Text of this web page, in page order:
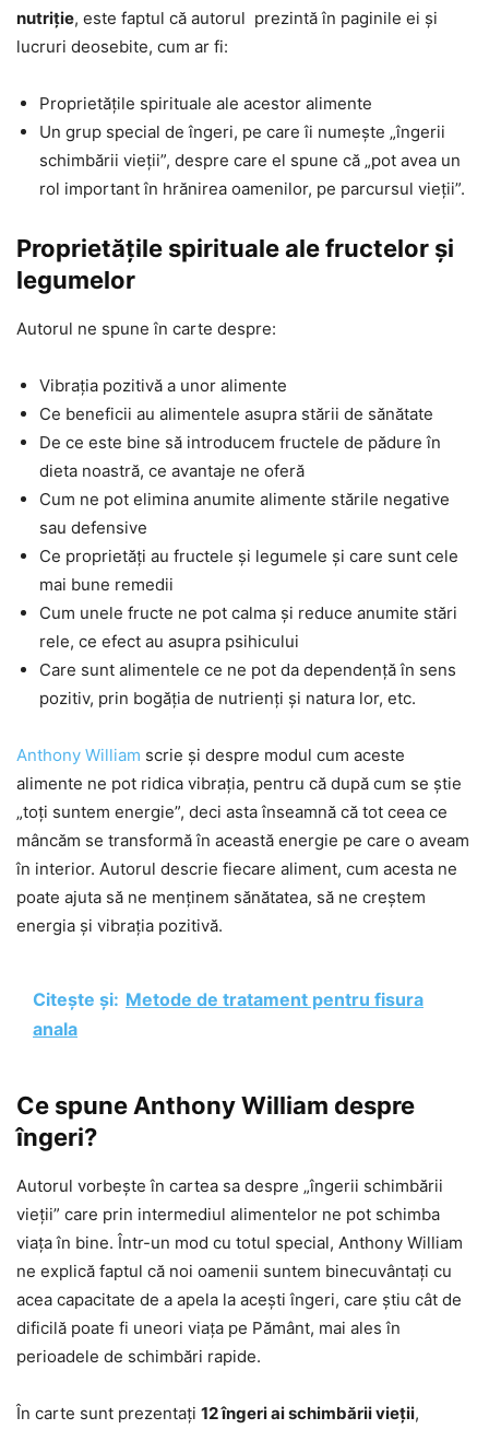
nutriție, este faptul că autorul prezintă în paginile ei și
lucruri deosebite, cum ar fi:
Proprietățile spirituale ale acestor alimente
Un grup special de îngeri, pe care îi numește „îngerii
schimbării vieții”, despre care el spune că „pot avea un
rol important în hrănirea oamenilor, pe parcursul vieții”.
Proprietățile spirituale ale fructelor și
legumelor
Autorul ne spune în carte despre:
Vibrația pozitivă a unor alimente
Ce beneficii au alimentele asupra stării de sănătate
De ce este bine să introducem fructele de pădure în
dieta noastră, ce avantaje ne oferă
Cum ne pot elimina anumite alimente stările negative
sau defensive
Ce proprietăți au fructele și legumele și care sunt cele
mai bune remedii
Cum unele fructe ne pot calma și reduce anumite stări
rele, ce efect au asupra psihicului
Care sunt alimentele ce ne pot da dependență în sens
pozitiv, prin bogăția de nutrienți și natura lor, etc.
Anthony William scrie și despre modul cum aceste
alimente ne pot ridica vibrația, pentru că după cum se știe
„toți suntem energie”, deci asta înseamnă că tot ceea ce
mâncăm se transformă în această energie pe care o aveam
în interior. Autorul descrie fiecare aliment, cum acesta ne
poate ajuta să ne menținem sănătatea, să ne creștem
energia și vibrația pozitivă.
Citește și: Metode de tratament pentru fisura
anala
Ce spune Anthony William despre
îngeri?
Autorul vorbește în cartea sa despre „îngerii schimbării
vieții” care prin intermediul alimentelor ne pot schimba
viața în bine. Într-un mod cu totul special, Anthony William
ne explică faptul că noi oamenii suntem binecuvântați cu
acea capacitate de a apela la acești îngeri, care știu cât de
dificilă poate fi uneori viața pe Pământ, mai ales în
perioadele de schimbări rapide.
În carte sunt prezentați 12 îngeri ai schimbării vieții,